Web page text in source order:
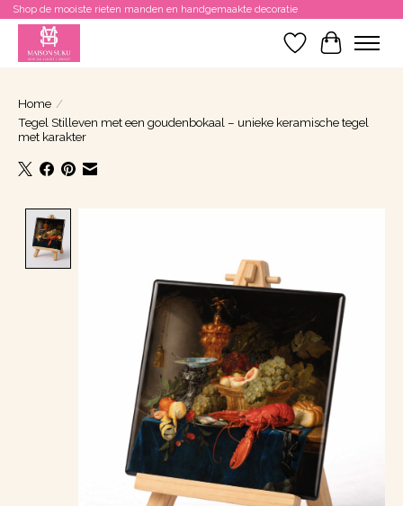
Shop de mooiste rieten manden en handgemaakte decoratie
Verlanglijst
Home /
Tegel Stilleven met een goudenbokaal – unieke keramische tegel
met karakter